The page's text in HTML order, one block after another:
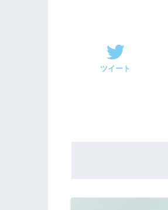
ツイート